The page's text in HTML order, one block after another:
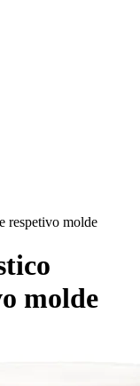
respetivo molde
molde